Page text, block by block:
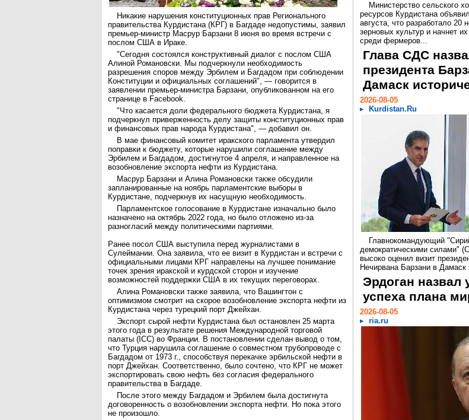
Никакие нарушения конституционных прав Регионального
правительства Курдистана (КРГ) в Багдаде недопустимы, заявил
премьер-министр Масрур Барзани 8 июня во время встречи с
послом США в Ираке.
"Сегодня состоялся конструктивный диалог с послом США
Алиной Романовски. Мы подчеркнули необходимость
разрешения споров между Эрбилем и Багдадом при соблюдении
Конституции и официальных соглашений", — говорится в
заявлении премьер-министра Барзани, опубликованном на его
странице в Facebook.
"Что касается доли федерального бюджета Курдистана, я
подчеркнул приверженность делу защиты конституционных прав
и финансовых прав народа Курдистана", — добавил он.
В мае финансовый комитет иракского парламента утвердил
поправки к бюджету, которые нарушили соглашение между
Эрбилем и Багдадом, достигнутое 4 апреля, и направленное на
возобновление экспорта нефти из Курдистана.
Масрур Барзани и Алина Романовски также обсудили
запланированные на ноябрь парламентские выборы в
Курдистане, подчеркнув их насущную необходимость.
Парламентское голосование в Курдистане изначально было
назначено на октябрь 2022 года, но было отложено из-за
разногласий между политическими партиями.
Ранее посол США выступила перед журналистами в
Сулеймании. Она заявила, что ее визит в Курдистан и встречи с
официальными лицами КРГ направлены на лучшее понимание
точек зрения иракской и курдской сторон и изучение
возможностей поддержки США в их текущих переговорах.
Алина Романовски также заявила, что Вашингтон с
оптимизмом смотрит на скорое возобновление экспорта нефти из
Курдистана через турецкий порт Джейхан.
Экспорт сырой нефти Курдистана был остановлен 25 марта
этого года в результате решения Международной торговой
палаты (ICC) во Франции. В постановлении сделан вывод о том,
что Турция нарушила соглашение о совместном трубопроводе с
Багдадом от 1973 г., способствуя перекачке эрбильской нефти в
порт Джейхан. Соответственно, было сочтено, что КРГ не может
экспортировать свою нефть без согласия федерального
правительства в Багдаде.
После этого между Багдадом и Эрбилем была достигнута
договоренность о возобновлении экспорта нефти. Но пока этого
не произошло.
Министерство сельского
ресурсов Курдистана
августа, что разработало 20
зерновых культур и начнет
среди фермеров...
Глава СДС
президента
Дамаск
2026-08-05
Kurdistan.Ru
Главнокомандующий
демократическими силами"
высоко оценил визит
Нечирвана Барзани в Дамаск
Эрдоган назвал
успеха плана
2026-08-05
ria.ru